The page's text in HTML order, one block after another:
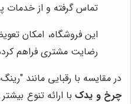
تماس گرفته و از خدمات
این فروشگاه، امکان
رضایت مشتری فراهم
در مقایسه با رقبایی مانند
چرخ و یدکبا ارائه تنوع